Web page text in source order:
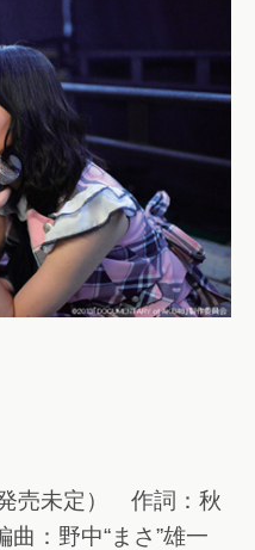
売未定） 作詞：秋
：野中“まさ”雄一